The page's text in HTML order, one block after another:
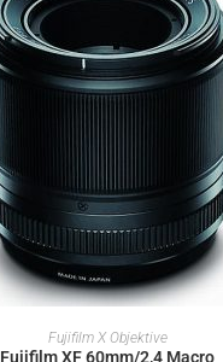
IN DEN WARENKORB
Fujifilm X Objektive
Fujifilm XF 60mm/2,4 Macro